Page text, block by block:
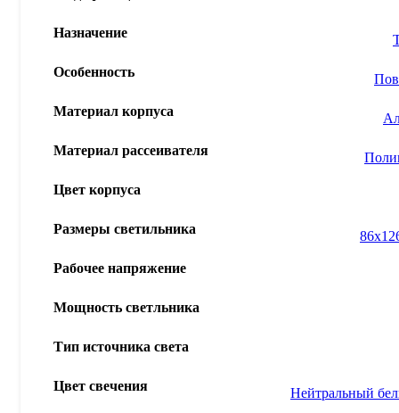
Назначение
Особенность
Материал корпуса
Материал рассеивателя
Цвет корпуса
Размеры светильника
Рабочее напряжение
Мощность светльника
Тип источника света
Цвет свечения Нейтральный